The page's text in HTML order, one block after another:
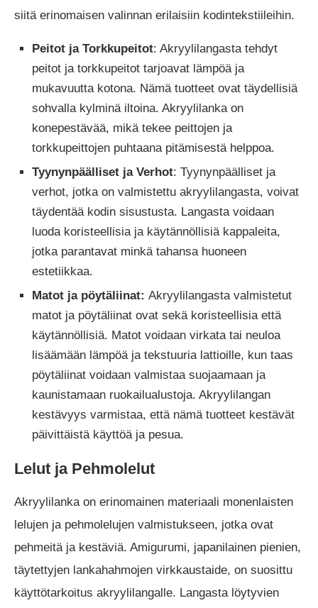
siitä erinomaisen valinnan erilaisiin kodintekstiileihin.
Peitot ja Torkkupeitot: Akryylilangasta tehdyt
peitot ja torkkupeitot tarjoavat lämpöä ja
mukavuutta kotona. Nämä tuotteet ovat täydellisiä
sohvalla kylminä iltoina. Akryylilanka on
konepestävää, mikä tekee peittojen ja
torkkupeittojen puhtaana pitämisestä helppoa.
Tyynynpäälliset ja Verhot: Tyynynpäälliset ja
verhot, jotka on valmistettu akryylilangasta, voivat
täydentää kodin sisustusta. Langasta voidaan
luoda koristeellisia ja käytännöllisiä kappaleita,
jotka parantavat minkä tahansa huoneen
estetiikkaa.
Matot ja pöytäliinat: Akryylilangasta valmistetut
matot ja pöytäliinat ovat sekä koristeellisia että
käytännöllisiä. Matot voidaan virkata tai neuloa
lisäämään lämpöä ja tekstuuria lattioille, kun taas
pöytäliinat voidaan valmistaa suojaamaan ja
kaunistamaan ruokailualustoja. Akryylilangan
kestävyys varmistaa, että nämä tuotteet kestävät
päivittäistä käyttöä ja pesua.
Lelut ja Pehmolelut
Akryylilanka on erinomainen materiaali monenlaisten
lelujen ja pehmolelujen valmistukseen, jotka ovat
pehmeitä ja kestäviä. Amigurumi, japanilainen pienien,
täytettyjen lankahahmojen virkkaustaide, on suosittu
käyttötarkoitus akryylilangalle. Langasta löytyvien